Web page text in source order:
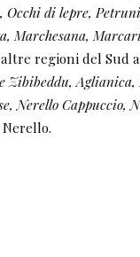
Occhi di lepre,
Marchesana,
regioni del Sud
Zibibeddu, Aglianica,
NerelloCappuccio,